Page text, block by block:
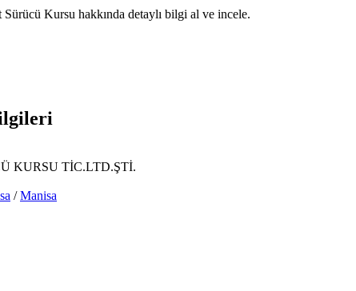
Kursu hakkında detaylı bilgi al ve incele.
KURSU TİC.LTD.ŞTİ.
/Manisa